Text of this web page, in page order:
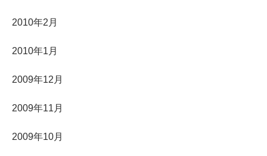
2010年2月
2010年1月
2009年12月
2009年11月
2009年10月